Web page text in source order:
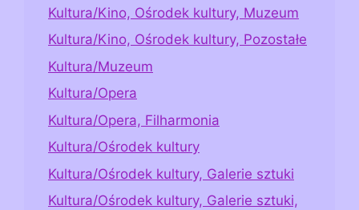
Kultura/Kino, Ośrodek kultury, Muzeum
Kultura/Kino, Ośrodek kultury, Pozostałe
Kultura/Muzeum
Kultura/Opera
Kultura/Opera, Filharmonia
Kultura/Ośrodek kultury
Kultura/Ośrodek kultury, Galerie sztuki
Kultura/Ośrodek kultury, Galerie sztuki,